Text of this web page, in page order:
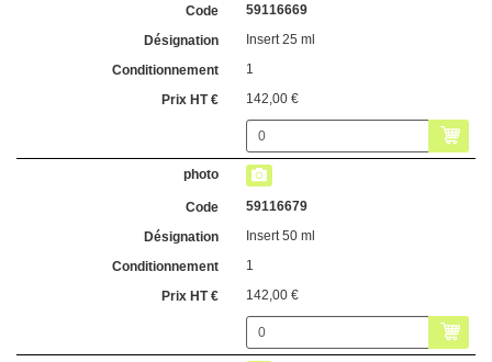
59116669
Insert 25 ml
1
142,00 €
59116679
Insert 50 ml
1
142,00 €